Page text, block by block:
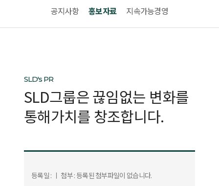
공지사항 홍보자료 지속가능경영
SLD's PR
SLD그룹은 끊임없는 변화를
통해가치를 창조합니다.
등록일 : ㅣ 첨부 : 등록된 첨부파일이 없습니다.